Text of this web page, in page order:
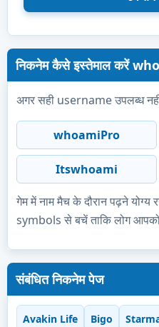
निकनेम कैसे इस्तेमाल करें
अगर सही username उपलब्ध
whoamiPro
Itswhoami
गेम में नाम मैच के दौरान पढ़ने
symbols से बचें ताकि लोग
संबंधित निकनेम पेज
Avakin Life Bigo